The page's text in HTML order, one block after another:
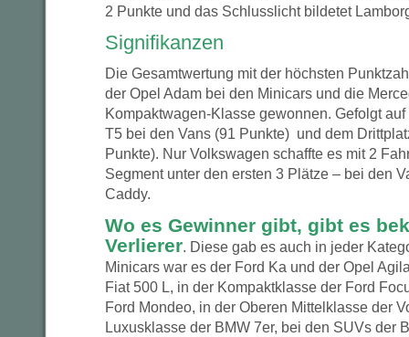
2 Punkte und das Schlusslicht bildetet
Signifikanzen
Die Gesamtwertung mit der höchsten
der Opel Adam bei den Minicars und die
Kompaktwagen-Klasse gewonnen. Gefolgt
T5 bei den Vans (91 Punkte) und dem
Punkte). Nur Volkswagen schaffte es mit 2
Segment unter den ersten 3 Plätze – bei den
Caddy.
Wo es Gewinner gibt, gibt es
Verlierer. Diese gab es auch in jeder
Minicars war es der Ford Ka und der Opel
Fiat 500 L, in der Kompaktklasse der Ford
Ford Mondeo, in der Oberen Mittelklasse der
Luxusklasse der BMW 7er, bei den SUVs der